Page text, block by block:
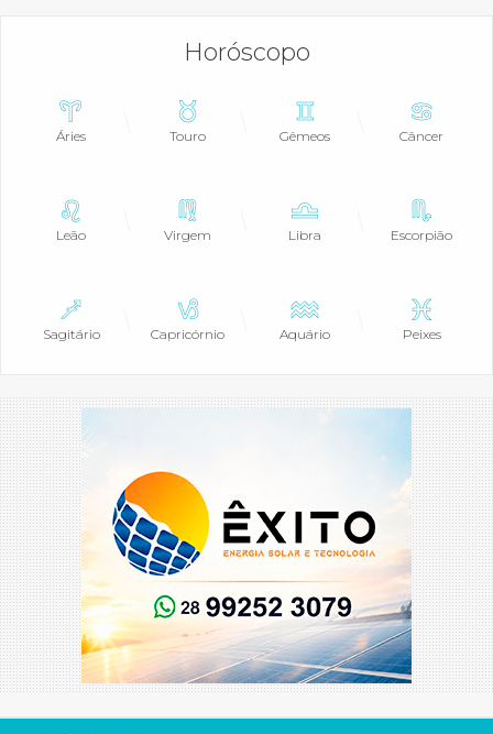
Horóscopo
Áries Touro Gêmeos Câncer
Leão Virgem Libra Escorpião
Sagitário Capricórnio Aquário Peixes